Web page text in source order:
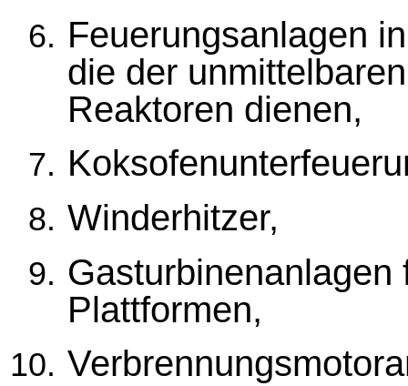
Feuerungsanlagen
die der
Reaktoren dienen,
Winderhitzer,
Plattformen,